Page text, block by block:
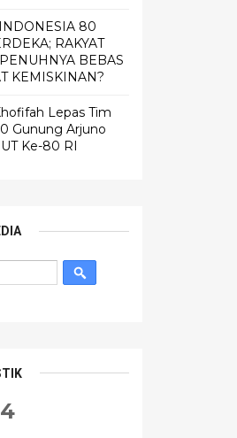
80
RAKYAT
BEBAS
KEMISKINAN?
Lepas Tim
Gunung Arjuno
Ke-80 RI